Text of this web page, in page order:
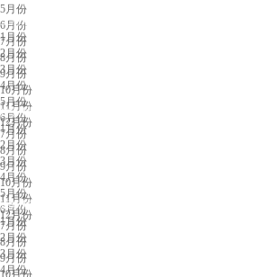
5月份
6月份
7月份
8月份
9月份
10月份
11月份
12月份
上海展会排期
1月份
2月份
3月份
4月份
5月份
6月份
7月份
8月份
9月份
10月份
11月份
12月份
广州展会排期
1月份
2月份
3月份
4月份
5月份
6月份
7月份
8月份
9月份
10月份
深圳展会排期
1月份
2月份
3月份
4月份